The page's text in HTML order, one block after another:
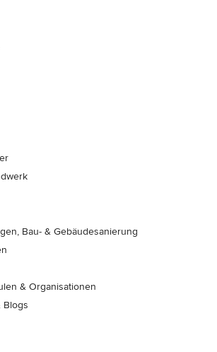
Bau- & Gebäudesanierung
& Organisationen
Blogs